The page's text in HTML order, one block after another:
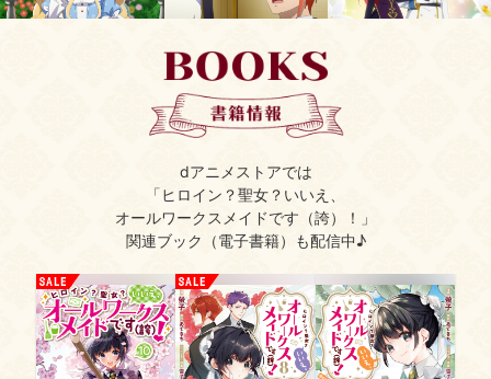
dアニメストアでは
「ヒロイン？聖女？いいえ、
オールワークスメイドです（誇）！」
関連ブック（電子書籍）も配信中♪